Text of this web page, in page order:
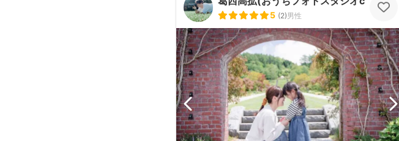
5 (2)男性